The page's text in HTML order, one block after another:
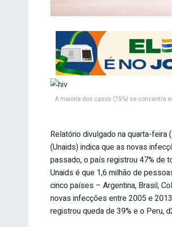
A maioria dos casos (75%) se concentra
Relatório divulgado na quarta-
(Unaids) indica que as novas
passado, o país registrou 47% de
Unaids é que 1,6 milhão de
cinco países – Argentina, Brasil,
novas infecções entre 2005 e
registrou queda de 39% e o Peru,